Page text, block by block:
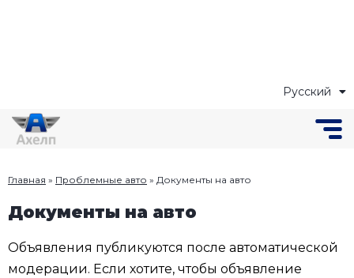
Русский
Українська
Главная » Проблемные авто » Документы на авто
Документы на авто
Объявления публикуются после автоматической
модерации. Если хотите, чтобы объявление